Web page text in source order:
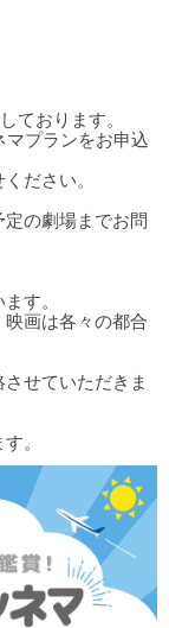
ております。
プランをお申込
ださい。
の劇場までお問
す。
画は各々の都合
せていただきま
。